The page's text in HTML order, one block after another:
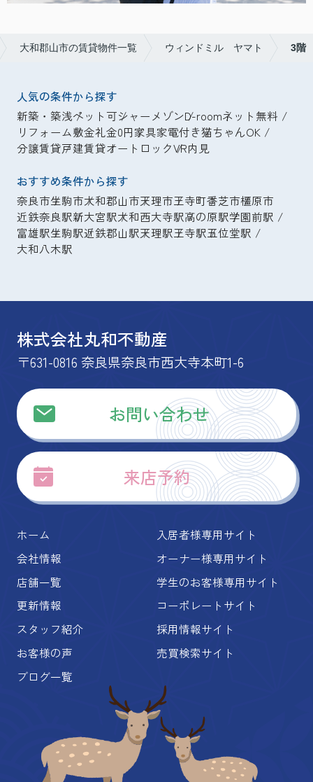
大和郡山市の賃貸物件一覧 ウィンドミル ヤマト 3階
人気の条件から探す
新築・築浅ペット可シャーメゾンD-roomネット無料
リフォーム敷金礼金0円家具家電付き猫ちゃんOK
分譲賃貸戸建賃貸オートロックVR内見
おすすめ条件から探す
奈良市生駒市大和郡山市天理市王寺町香芝市橿原市
近鉄奈良駅新大宮駅大和西大寺駅高の原駅学園前駅
富雄駅生駒駅近鉄郡山駅天理駅王寺駅五位堂駅
大和八木駅
株式会社丸和不動産
〒631-0816 奈良県奈良市西大寺本町1-6
お問い合わせ
来店予約
ホーム
会社情報
店舗一覧
更新情報
スタッフ紹介
お客様の声
ブログ一覧
入居者様専用サイト
オーナー様専用サイト
学生のお客様専用サイト
コーポレートサイト
採用情報サイト
売買検索サイト